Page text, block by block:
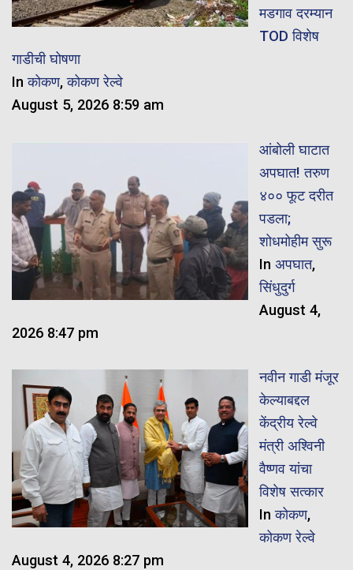
मडगाव दरम्यान
TOD विशेष
गाडीची घोषणा
Inकोकण,कोकण रेल्वे
August 5, 2026 8:59 am
आंबोली घाटात
अपघात! तरुण
४०० फूट दरीत
पडला;
शोधमोहीम सुरू
In अपघात,
सिंधुदुर्ग
August 4,
2026 8:47 pm
नवीन गाडी मंजूर
केल्याबद्दल
केंद्रीय रेल्वे
मंत्री अश्विनी
वैष्णव यांचा
विशेष सत्कार
Inकोकण,
कोकण रेल्वे
August 4, 2026 8:27 pm